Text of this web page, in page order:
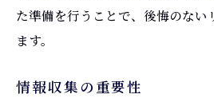
た準備を行うことで、後悔のない
ます。
情報収集の重要性